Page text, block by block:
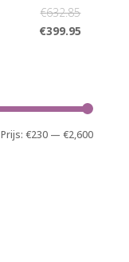
€632.85
€399.95
Min.
Max.
Prijs:€230 —€2,600